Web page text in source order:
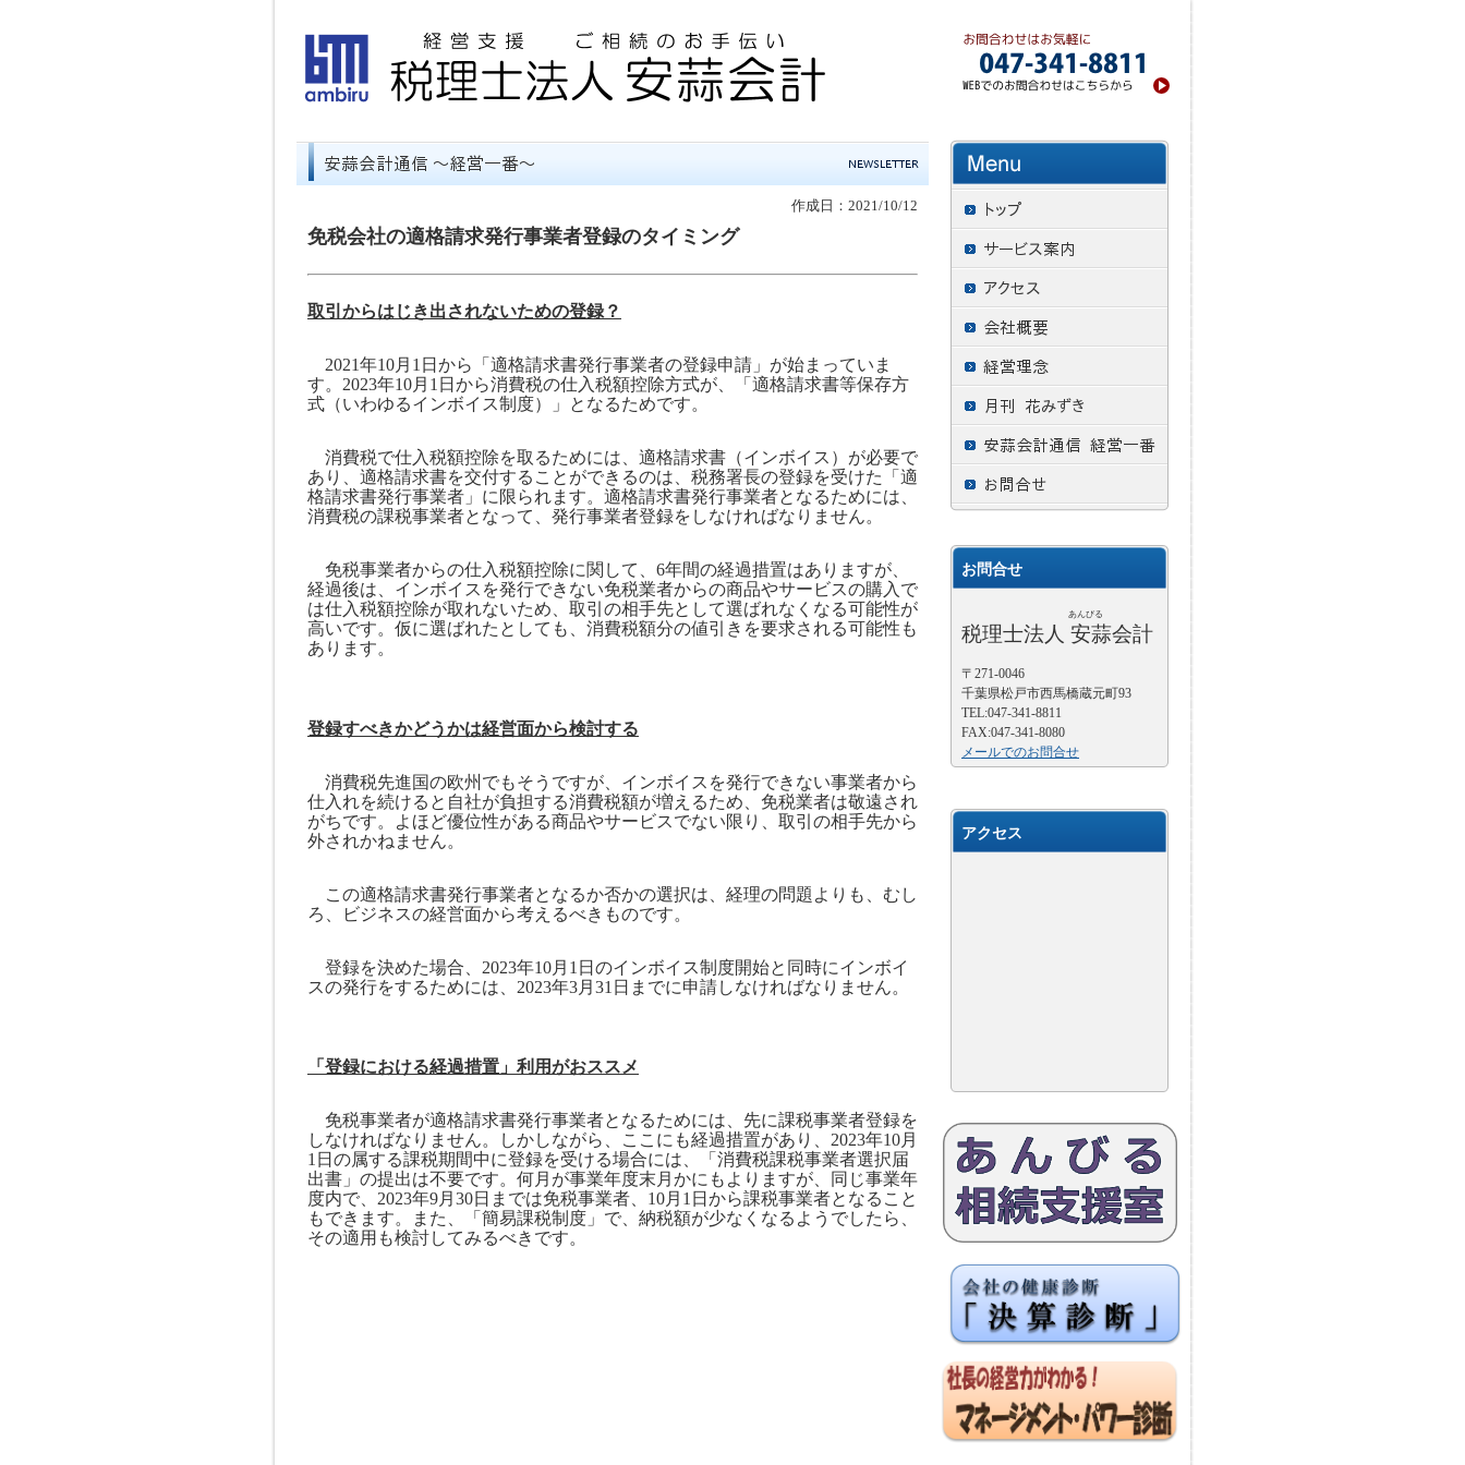
作成日：2021/10/12
免税会社の適格請求発行事業者登録のタイミング
取引からはじき出されないための登録？
2021年10月 1 日から「適格請求書発行事業者の登録申請」が始まっていま
す。 2023年10月 1 日から消費税の仕入税額控除方式が、「適格請求書等保存方
式（いわゆるインボイス制度）」となるためです。
消費税で仕入税額控除を取るためには、適格請求書（インボイス）が必要で
あり、適格請求書を交付することができるのは、税務署長の登録を受けた「適
格請求書発行事業者」に限られます。適格請求書発行事業者となるためには、
消費税の課税事業者となって、発行事業者登録をしなければなりません。
免税事業者からの仕入税額控除に関して、 6年間の経過措置はありますが、
経過後は、インボイスを発行できない免税業者からの商品やサービスの購入で
は仕入税額控除が取れないため、取引の相手先として選ばれなくなる可能性が
高いです。仮に選ばれたとしても、消費税額分の値引きを要求される可能性も
あります。
登録すべきかどうかは経営面から検討する
消費税先進国の欧州でもそうですが、インボイスを発行できない事業者から
仕入れを続けると自社が負担する消費税額が増えるため、免税業者は敬遠され
がちです。よほど優位性がある商品やサービスでない限り、取引の相手先から
外されかねません。
この適格請求書発行事業者となるか否かの選択は、経理の問題よりも、むし
ろ、ビジネスの経営面から考えるべきものです。
登録を決めた場合、 2023年10月 1 日のインボイス制度開始と同時にインボイ
スの発行をするためには、 2023年3月 31 日までに申請しなければなりません。
「登録における経過措置」利用がおススメ
免税事業者が適格請求書発行事業者となるためには、先に課税事業者登録を
しなければなりません。しかしながら、ここにも経過措置があり、 2023年10月
1 日の属する課税期間中に登録を受ける場合には、「消費税課税事業者選択届
出書」の提出は不要です。何月が事業年度末月かにもよりますが、同じ事業年
度内で、 2023年9月 30日までは免税事業者、 10月 1 日から課税事業者となること
もできます。また、「簡易課税制度」で、納税額が少なくなるようでしたら、
その適用も検討してみるべきです。
お問合せ
あんびる
税理士法人 安蒜会計
〒271-0046
千葉県松戸市西馬橋蔵元町93
TEL:047-341-8811
FAX:047-341-8080
メールでのお問合せ
アクセス